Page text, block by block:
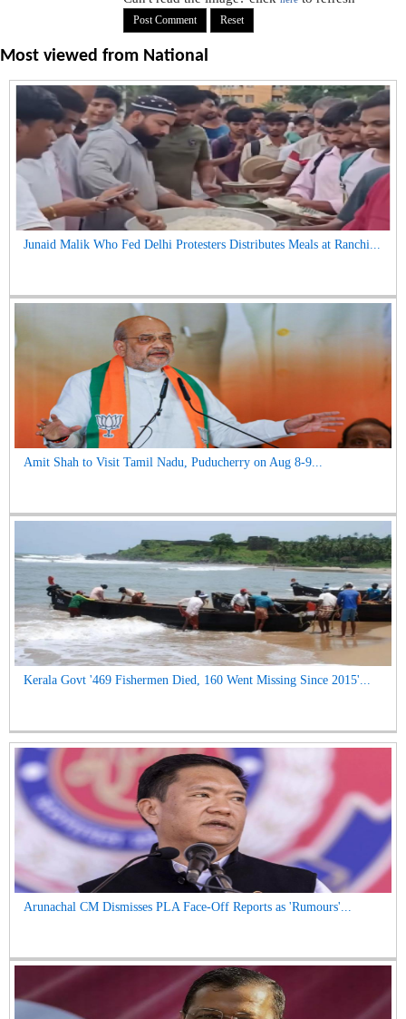
Most viewed from National
Junaid Malik Who Fed Delhi Protesters Distributes Meals at Ranchi...
Amit Shah to Visit Tamil Nadu, Puducherry on Aug 8-9...
Kerala Govt '469 Fishermen Died, 160 Went Missing Since 2015'...
Arunachal CM Dismisses PLA Face-Off Reports as 'Rumours'...